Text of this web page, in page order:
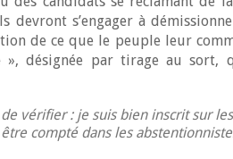
devront s’engager à
de ce que le peuple leur
», désignée par tirage au sort,
de vérifier : je suis bien inscrit sur
compté dans les